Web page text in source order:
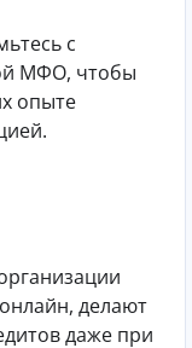
с
МФО, чтобы
опыте
делают
даже при